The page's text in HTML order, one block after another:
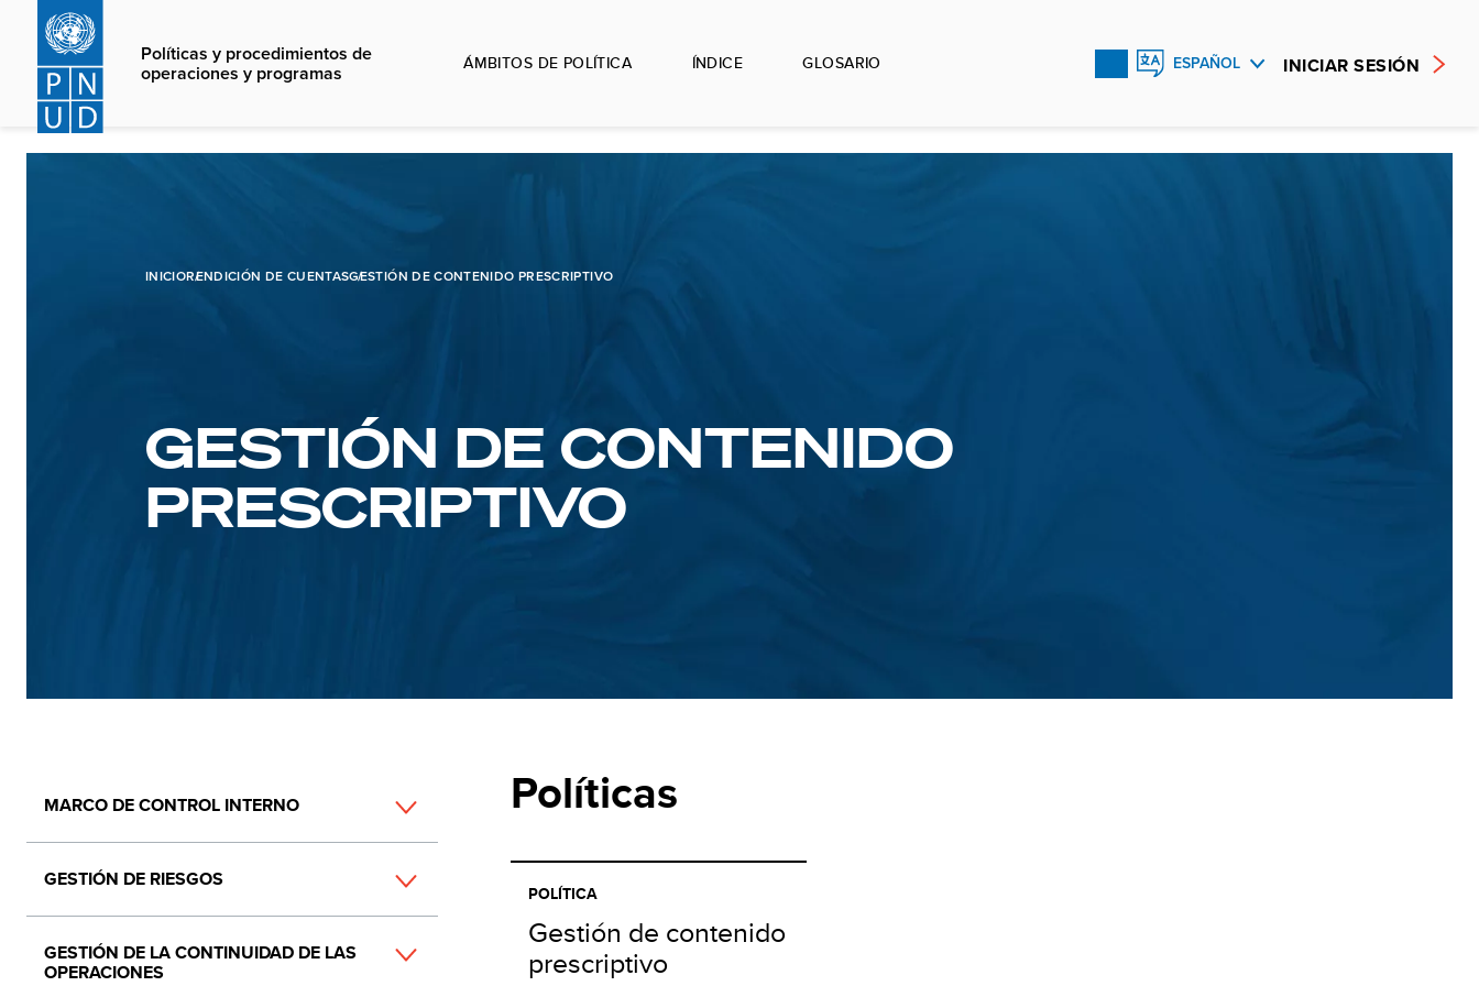
main
content
Políticas y procedimientos de
operaciones y programas
ÁMBITOS DE POLÍTICA ÍNDICE GLOSARIO ESPAÑOL
FRANÇAIS
INICIAR SESIÓN
INICIORENDICIÓN DE CUENTASGESTIÓN DE CONTENIDO PRESCRIPTIVO
GESTIÓN DE CONTENIDO
PRESCRIPTIVO
Main
navigation
MARCO DE CONTROL INTERNO
GESTIÓN DE RIESGOS
GESTIÓN DE LA CONTINUIDAD DE LAS
OPERACIONES
Políticas
POLÍTICA
Gestión de contenido
prescriptivo